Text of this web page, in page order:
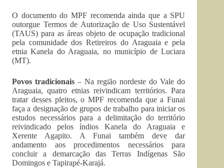
O documento do MPF recomenda ainda que a SPU
outorgue Termos de Autorização de Uso Sustentável
(TAUS) para as áreas objeto de ocupação tradicional
pela comunidade dos Retireiros do Araguaia e pela
etnia Kanela do Araguaia, no município de Luciara
(MT).
Povos tradicionais– Na região nordeste do Vale do
Araguaia, quatro etnias reivindicam territórios. Para
tratar desses pleitos, o MPF recomenda que a Funai
faça a designação de grupos de trabalho para iniciar os
estudos necessários para a delimitação do território
reivindicado pelos índios Kanela do Araguaia e
Xerente Agapito. A Funai também deve dar
andamento aos procedimentos necessários para
concluir a demarcação das Terras Indígenas São
Domingos e Tapirapé-Karajá.